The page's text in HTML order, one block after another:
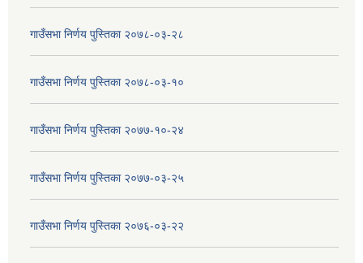
गाउँसभा निर्णय पुस्तिका २०७८-०३-२८
गाउँसभा निर्णय पुस्तिका २०७८-०३-१०
गाउँसभा निर्णय पुस्तिका २०७७-१०-२४
गाउँसभा निर्णय पुस्तिका २०७७-०३-२५
गाउँसभा निर्णय पुस्तिका २०७६-०३-२२